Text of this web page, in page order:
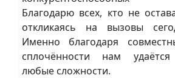
Благодарю всех, кто не
откликаясь на вызовы
Именно благодаря
сплочённости нам удаётся
любые сложности.